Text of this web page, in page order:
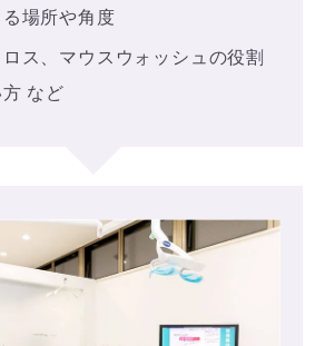
場所や角度
ス、マウスウォッシュの役割
など